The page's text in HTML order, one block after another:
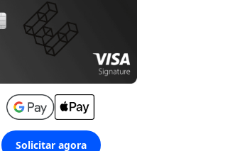
Solicitar agora